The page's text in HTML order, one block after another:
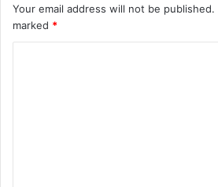
Your email address will not be published.
marked *